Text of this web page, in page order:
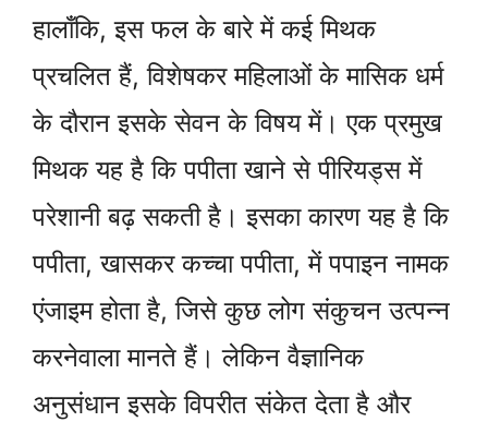
हालाँकि, इस फल के बारे में कई मिथक
प्रचलित हैं, विशेषकर महिलाओं के मासिक धर्म
के दौरान इसके सेवन के विषय में। एक प्रमुख
मिथक यह है कि पपीता खाने से पीरियड्स में
परेशानी बढ़ सकती है। इसका कारण यह है कि
पपीता, खासकर कच्चा पपीता, में पपाइन नामक
एंजाइम होता है, जिसे कुछ लोग संकुचन उत्पन्न
करनेवाला मानते हैं। लेकिन वैज्ञानिक
अनुसंधान इसके विपरीत संकेत देता है और